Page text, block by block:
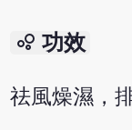
bubble_chart 功效
祛風燥濕，